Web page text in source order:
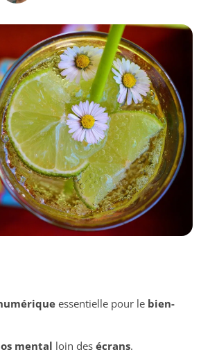
essentielle pour le bien-
mental loin des écrans.